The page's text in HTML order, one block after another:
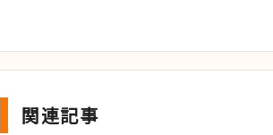
関連記事